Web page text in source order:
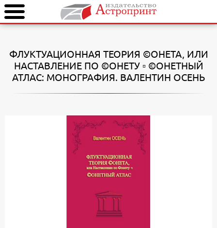
ФЛУКТУАЦИОННАЯ ТЕОРИЯ ©ОНЕТА, ИЛИ
НАСТАВЛЕНИЕ ПО ©ОНЕТУ ▫ ©ОНЕТНЫЙ
АТЛАС: МОНОГРАФИЯ. ВАЛЕНТИН ОСЕНЬ